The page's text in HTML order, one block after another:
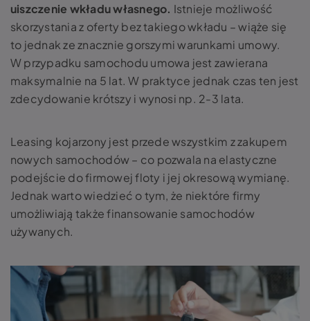
uiszczenie wkładu własnego. Istnieje możliwość
skorzystania z oferty bez takiego wkładu – wiąże się
to jednak ze znacznie gorszymi warunkami umowy.
W przypadku samochodu umowa jest zawierana
maksymalnie na 5 lat. W praktyce jednak czas ten jest
zdecydowanie krótszy i wynosi np. 2-3 lata.
Leasing kojarzony jest przede wszystkim z zakupem
nowych samochodów – co pozwala na elastyczne
podejście do firmowej floty i jej okresową wymianę.
Jednak warto wiedzieć o tym, że niektóre firmy
umożliwiają także finansowanie samochodów
używanych.